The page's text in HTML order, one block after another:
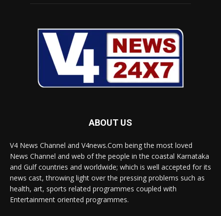
ABOUT US
V4 News Channel and V4news.Com being the most loved
News Channel and web of the people in the coastal Karnataka
and Gulf countries and worldwide; which is well accepted for its
news cast, throwing light over the pressing problems such as
health, art, sports related programmes coupled with
Entertainment oriented programmes.